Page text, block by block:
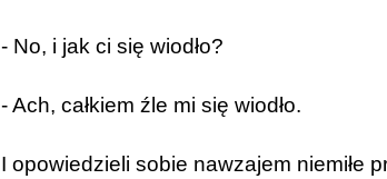
- No, i jak ci się wiodło?
- Ach, całkiem źle mi się wiodło.
I opowiedzieli sobie nawzajem niemiłe